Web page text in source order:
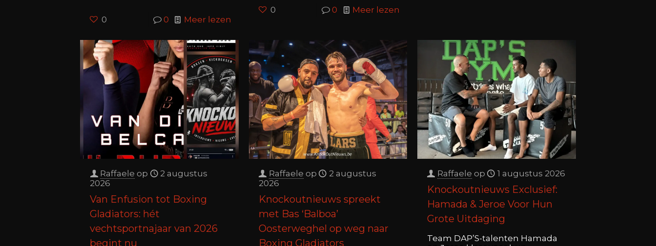
0 0 Meer lezen
0 0 Meer lezen
Raffaele op
2 augustus
2026
Van Enfusion tot Boxing
Gladiators: hét
vechtsportnajaar van 2026
begint nu
Raffaele op
2 augustus
2026
Knockoutnieuws spreekt
met Bas ‘Balboa’
Oosterweghel op weg naar
Boxing Gladiators
Raffaele op 1 augustus 2026
Knockoutnieuws Exclusief:
Hamada & Jeroe Voor Hun
Grote Uitdaging
Team DAP’S-talenten Hamada